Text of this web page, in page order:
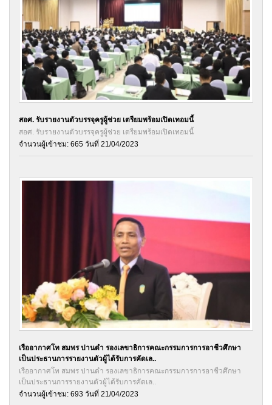
สอศ. รับรายงานตัวบรรจุครูผู้ช่วย เตรียมพร้อมเปิดเทอมนี้
สอศ. รับรายงานตัวบรรจุครูผู้ช่วย เตรียมพร้อมเปิดเทอมนี้
จำนวนผู้เข้าชม: 665 วันที่ 21/04/2023
เรืออากาศโท สมพร ปานดำ รองเลขาธิการคณะกรรมการการอาชีวศึกษา
เป็นประธานการรายงานตัวผู้ได้รับการคัดเล..
เรืออากาศโท สมพร ปานดำ รองเลขาธิการคณะกรรมการการอาชีวศึกษา
เป็นประธานการรายงานตัวผู้ได้รับการคัดเล..
จำนวนผู้เข้าชม: 693 วันที่ 21/04/2023